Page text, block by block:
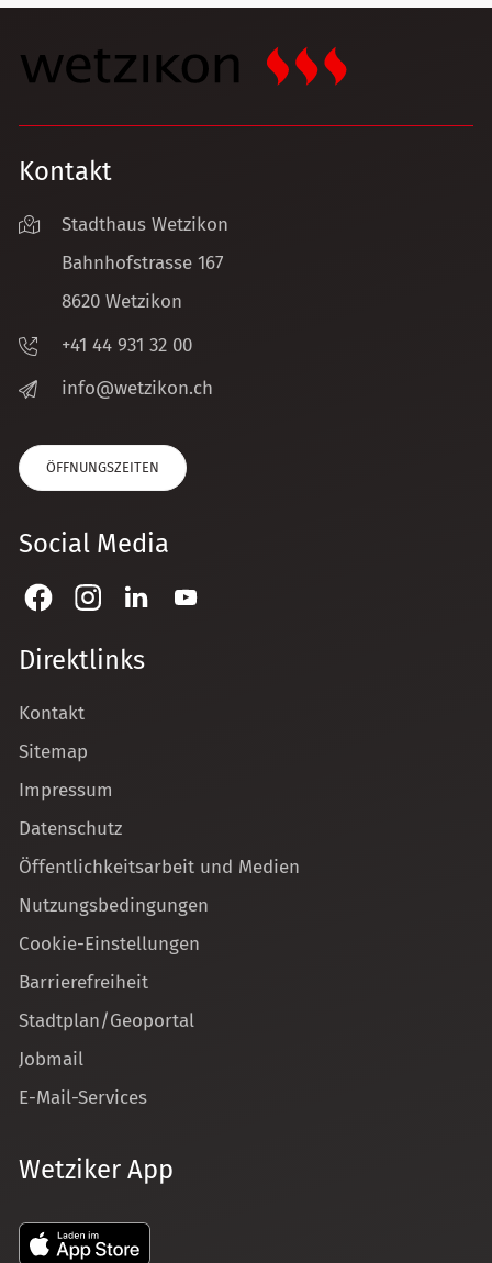
Kontakt
Stadthaus Wetzikon
Bahnhofstrasse 167
8620 Wetzikon
+41 44 931 32 00
nf
w tz k n ch
ÖFFNUNGSZEITEN
Social Media
Direktlinks
Kontakt
Sitemap
Impressum
Datenschutz
Öffentlichkeitsarbeit und Medien
Nutzungsbedingungen
Cookie-Einstellungen
Barrierefreiheit
Stadtplan/Geoportal
Jobmail
E-Mail-Services
Wetziker App